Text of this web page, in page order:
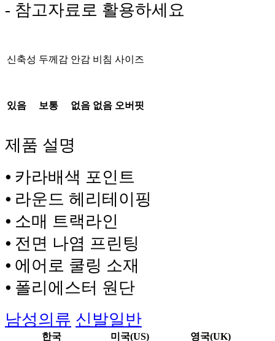
- 참고자료로 활용하세요
신축성 두께감 안감 비침 사이즈
있음 보통 없음 없음 오버핏
제품 설명
⦁ 카라배색 포인트
⦁ 라운드 헤리테이핑
⦁ 소매 트랙라인
⦁ 전면 나염 프린팅
⦁ 에어로 쿨링 소재
⦁ 폴리에스터 원단
남성의류 신발일반
한국 미국(US)
영국(UK)